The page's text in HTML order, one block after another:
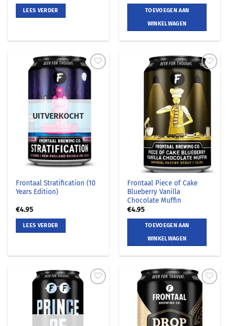
LEES VERDER
TOEVOEGEN AAN
WINKELWAGEN
UITVERKOCHT
Frontaal Stratification (10
Years Edition)
€4.95
LEES VERDER
Frontaal Piece of Cake
Blueberry Vanilla
Chocolate Muffin
€4.95
TOEVOEGEN AAN
WINKELWAGEN